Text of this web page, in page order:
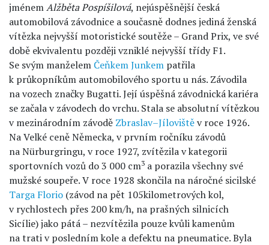
jménemAlžběta Pospíšilová, nejúspěšnější česká
automobilová závodnice a současně dodnes jediná ženská
vítězka nejvyšší motoristické soutěže – Grand Prix, ve své
době ekvivalentu později vzniklé nejvyšší třídy F1.
Se svým manželemČeňkem Junkem patřila
k průkopníkům automobilového sportu u nás. Závodila
na vozech značky Bugatti. Její úspěšná závodnická kariéra
se začala v závodech do vrchu. Stala se absolutní vítězkou
v mezinárodním závodě Zbraslav–Jílovištěv roce 1926.
Na Velké ceně Německa, v prvním ročníku závodů
na Nürburgringu, v roce 1927, zvítězila v kategorii
sportovních vozů do 3 000 cm3 a porazila všechny své
mužské soupeře. V roce 1928 skončila na náročné sicilské
Targa Florio (závod na pět 105kilometrových kol,
v rychlostech přes 200 km/h, na prašných silnicích
Sicílie) jako pátá – nezvítězila pouze kvůli kamenům
na trati v posledním kole a defektu na pneumatice. Byla